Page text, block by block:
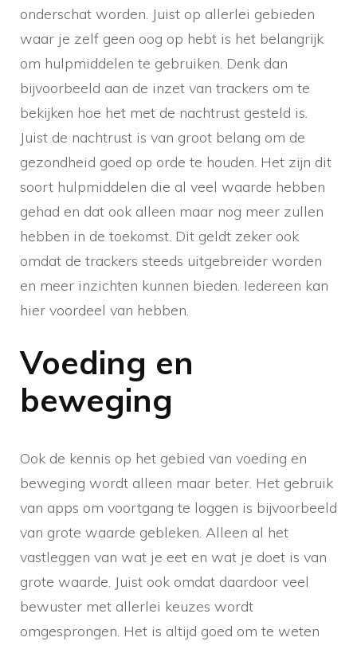
onderschat worden. Juist op allerlei gebieden
waar je zelf geen oog op hebt is het belangrijk
om hulpmiddelen te gebruiken. Denk dan
bijvoorbeeld aan de inzet van trackers om te
bekijken hoe het met de nachtrust gesteld is.
Juist de nachtrust is van groot belang om de
gezondheid goed op orde te houden. Het zijn dit
soort hulpmiddelen die al veel waarde hebben
gehad en dat ook alleen maar nog meer zullen
hebben in de toekomst. Dit geldt zeker ook
omdat de trackers steeds uitgebreider worden
en meer inzichten kunnen bieden. Iedereen kan
hier voordeel van hebben.
Voeding en
beweging
Ook de kennis op het gebied van voeding en
beweging wordt alleen maar beter. Het gebruik
van apps om voortgang te loggen is bijvoorbeeld
van grote waarde gebleken. Alleen al het
vastleggen van wat je eet en wat je doet is van
grote waarde. Juist ook omdat daardoor veel
bewuster met allerlei keuzes wordt
omgesprongen. Het is altijd goed om te weten